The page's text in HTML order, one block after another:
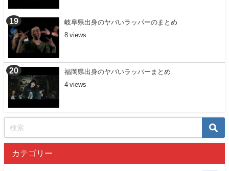
岐阜県出身のヤバいラッパーのまとめ
8
福岡県出身のヤバいラッパーまとめ
4
カテゴリー